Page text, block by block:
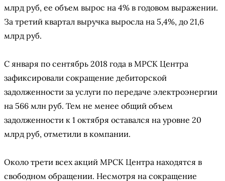
млрд руб, ее объем вырос на 4% в годовом выражении.
За третий квартал выручка выросла на 5,4%, до 21,6
млрд руб.
С января по сентябрь 2018 года в МРСК Центра
зафиксировали сокращение дебиторской
задолженности за услуги по передаче электроэнергии
на 566 млн руб. Тем не менее общий объем
задолженности к 1 октября оставался на уровне 20
млрд руб, отметили в компании.
Около трети всех акций МРСК Центра находятся в
свободном обращении. Несмотря на сокращение